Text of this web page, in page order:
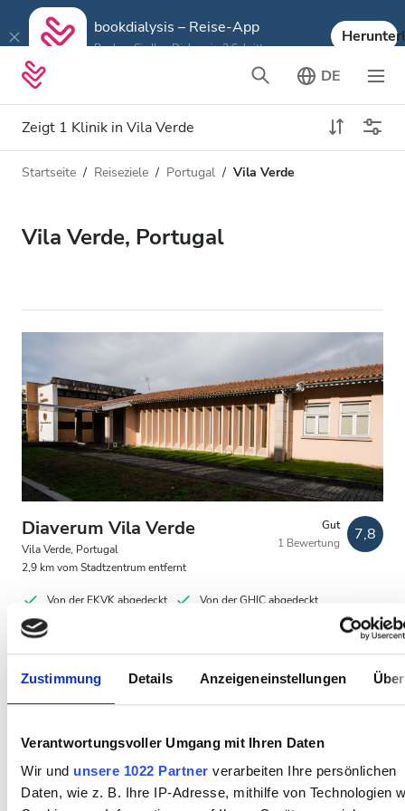
Zustimmung Details Anzeigeneinstellungen
Verantwortungsvoller Umgang mit Ihren Daten
Wir und unsere 1022 Partner verarbeiten Ihre persönlichen
Daten, wie z. B. Ihre IP-Adresse, mithilfe von Technologien
bookdialysis – Reise-App
Buchen Sie Ihre Dialyse in 3 Schritten
DE
Zeigt 1 Klinik in Vila Verde
Art der Dialyse
Alle Dialysen
Patienten mit HIV
Patienten mit Hepatitis B
Patienten mit Hepatitis C
GHIC
Einrichtungen
Erfrischungen
Kostenloser Transport
Kostenloses Parken
Entfernung
Startseite Reiseziele Portugal Vila Verde
Vila Verde, Portugal
Diaverum Vila Verde
Vila Verde, Portugal
2,9 km vom Stadtzentrum entfernt
Gut
1 Bewertung
7,8
Von der EKVK abgedeckt Von der GHIC abgedeckt
Erfrischungen TV-Bildschirme
Pro Behandlung
HD-Dialyse 160,3 €